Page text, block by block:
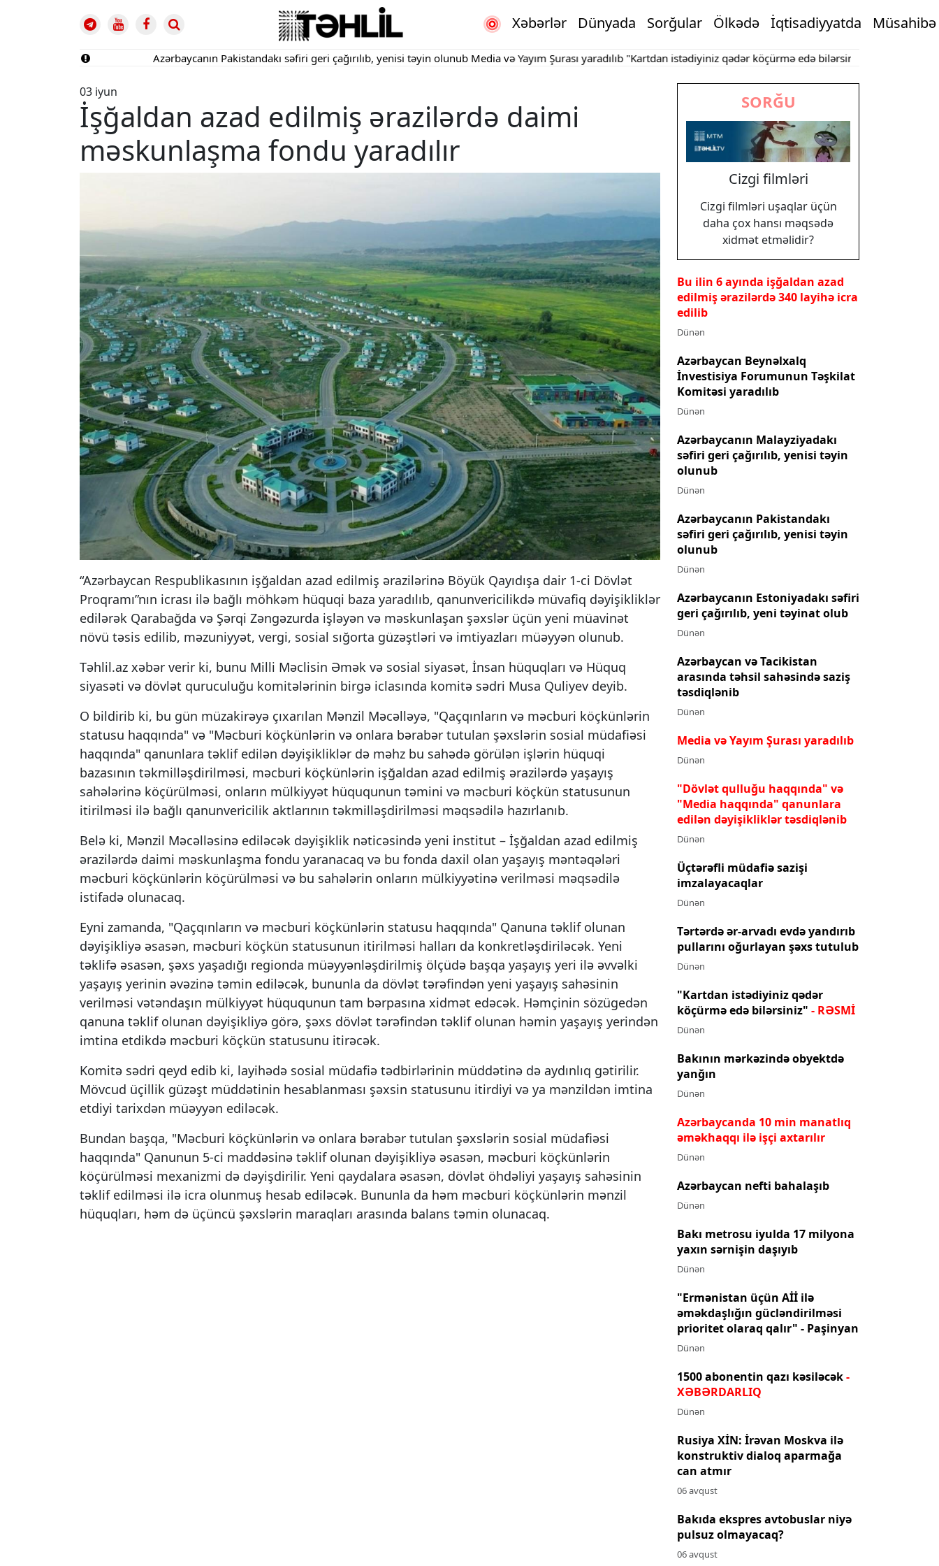
Xəbərlər Dünyada Sorğular Ölkədə İqtisadiyyatda Müsahibə
Azərbaycanın Pakistandakı səfiri geri çağırılıb, yenisi təyin olunub Media və Yayım Şurası yaradılıb "Kartdan istədiyiniz qədər köçürmə edə bilərsiniz" Bakının mərkəzində
03 iyun
İşğaldan azad edilmiş ərazilərdə daimi
məskunlaşma fondu yaradılır
“Azərbaycan Respublikasının işğaldan azad edilmiş ərazilərinə Böyük Qayıdışa dair 1-ci Dövlət
Proqramı”nın icrası ilə bağlı möhkəm hüquqi baza yaradılıb, qanunvericilikdə müvafiq dəyişikliklər
edilərək Qarabağda və Şərqi Zəngəzurda işləyən və məskunlaşan şəxslər üçün yeni müavinət
növü təsis edilib, məzuniyyət, vergi, sosial sığorta güzəştləri və imtiyazları müəyyən olunub.
Təhlil.az xəbər verir ki, bunu Milli Məclisin Əmək və sosial siyasət, İnsan hüquqları və Hüquq
siyasəti və dövlət quruculuğu komitələrinin birgə iclasında komitə sədri Musa Quliyev deyib.
O bildirib ki, bu gün müzakirəyə çıxarılan Mənzil Məcəlləyə, "Qaçqınların və məcburi köçkünlərin
statusu haqqında" və "Məcburi köçkünlərin və onlara bərabər tutulan şəxslərin sosial müdafiəsi
haqqında" qanunlara təklif edilən dəyişikliklər də məhz bu sahədə görülən işlərin hüquqi
bazasının təkmilləşdirilməsi, məcburi köçkünlərin işğaldan azad edilmiş ərazilərdə yaşayış
sahələrinə köçürülməsi, onların mülkiyyət hüququnun təmini və məcburi köçkün statusunun
itirilməsi ilə bağlı qanunvericilik aktlarının təkmilləşdirilməsi məqsədilə hazırlanıb.
Belə ki, Mənzil Məcəlləsinə ediləcək dəyişiklik nəticəsində yeni institut – İşğaldan azad edilmiş
ərazilərdə daimi məskunlaşma fondu yaranacaq və bu fonda daxil olan yaşayış məntəqələri
məcburi köçkünlərin köçürülməsi və bu sahələrin onların mülkiyyətinə verilməsi məqsədilə
istifadə olunacaq.
Eyni zamanda, "Qaçqınların və məcburi köçkünlərin statusu haqqında" Qanuna təklif olunan
dəyişikliyə əsasən, məcburi köçkün statusunun itirilməsi halları da konkretləşdiriləcək. Yeni
təklifə əsasən, şəxs yaşadığı regionda müəyyənləşdirilmiş ölçüdə başqa yaşayış yeri ilə əvvəlki
yaşayış yerinin əvəzinə təmin ediləcək, bununla da dövlət tərəfindən yeni yaşayış sahəsinin
verilməsi vətəndaşın mülkiyyət hüququnun tam bərpasına xidmət edəcək. Həmçinin sözügedən
qanuna təklif olunan dəyişikliyə görə, şəxs dövlət tərəfindən təklif olunan həmin yaşayış yerindən
imtina etdikdə məcburi köçkün statusunu itirəcək.
Komitə sədri qeyd edib ki, layihədə sosial müdafiə tədbirlərinin müddətinə də aydınlıq gətirilir.
Mövcud üçillik güzəşt müddətinin hesablanması şəxsin statusunu itirdiyi və ya mənzildən imtina
etdiyi tarixdən müəyyən ediləcək.
Bundan başqa, "Məcburi köçkünlərin və onlara bərabər tutulan şəxslərin sosial müdafiəsi
haqqında" Qanunun 5-ci maddəsinə təklif olunan dəyişikliyə əsasən, məcburi köçkünlərin
köçürülməsi mexanizmi də dəyişdirilir. Yeni qaydalara əsasən, dövlət öhdəliyi yaşayış sahəsinin
təklif edilməsi ilə icra olunmuş hesab ediləcək. Bununla da həm məcburi köçkünlərin mənzil
hüquqları, həm də üçüncü şəxslərin maraqları arasında balans təmin olunacaq.
SORĞU
Cizgi filmləri
Cizgi filmləri uşaqlar üçün
daha çox hansı məqsədə
xidmət etməlidir?
Bu ilin 6 ayında işğaldan azad
edilmiş ərazilərdə 340 layihə icra
edilib
Dünən
Azərbaycan Beynəlxalq
İnvestisiya Forumunun Təşkilat
Komitəsi yaradılıb
Dünən
Azərbaycanın Malayziyadakı
səfiri geri çağırılıb, yenisi təyin
olunub
Dünən
Azərbaycanın Pakistandakı
səfiri geri çağırılıb, yenisi təyin
olunub
Dünən
Azərbaycanın Estoniyadakı səfiri
geri çağırılıb, yeni təyinat olub
Dünən
Azərbaycan və Tacikistan
arasında təhsil sahəsində saziş
təsdiqlənib
Dünən
Media və Yayım Şurası yaradılıb
Dünən
"Dövlət qulluğu haqqında" və
"Media haqqında" qanunlara
edilən dəyişikliklər təsdiqlənib
Dünən
Üçtərəfli müdafiə sazişi
imzalayacaqlar
Dünən
Tərtərdə ər-arvadı evdə yandırıb
pullarını oğurlayan şəxs tutulub
Dünən
"Kartdan istədiyiniz qədər
köçürmə edə bilərsiniz" - RƏSMİ
Dünən
Bakının mərkəzində obyektdə
yanğın
Dünən
Azərbaycanda 10 min manatlıq
əməkhaqqı ilə işçi axtarılır
Dünən
Azərbaycan nefti bahalaşıb
Dünən
Bakı metrosu iyulda 17 milyona
yaxın sərnişin daşıyıb
Dünən
"Ermənistan üçün Aİİ ilə
əməkdaşlığın gücləndirilməsi
prioritet olaraq qalır" - Paşinyan
Dünən
1500 abonentin qazı kəsiləcək-
XƏBƏRDARLIQ
Dünən
Rusiya XİN: İrəvan Moskva ilə
konstruktiv dialoq aparmağa
can atmır
06 avqust
Bakıda ekspres avtobuslar niyə
pulsuz olmayacaq?
06 avqust